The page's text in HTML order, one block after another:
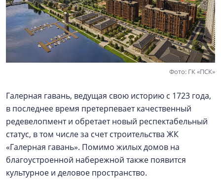
Фото: ГК «ПСК»
Галерная гавань, ведущая свою историю с 1723 года,
в последнее время претерпевает качественный
редевелопмент и обретает новый респектабельный
статус, в том числе за счет строительства ЖК
«Галерная гавань». Помимо жилых домов на
благоустроенной набережной также появится
культурное и деловое пространство.